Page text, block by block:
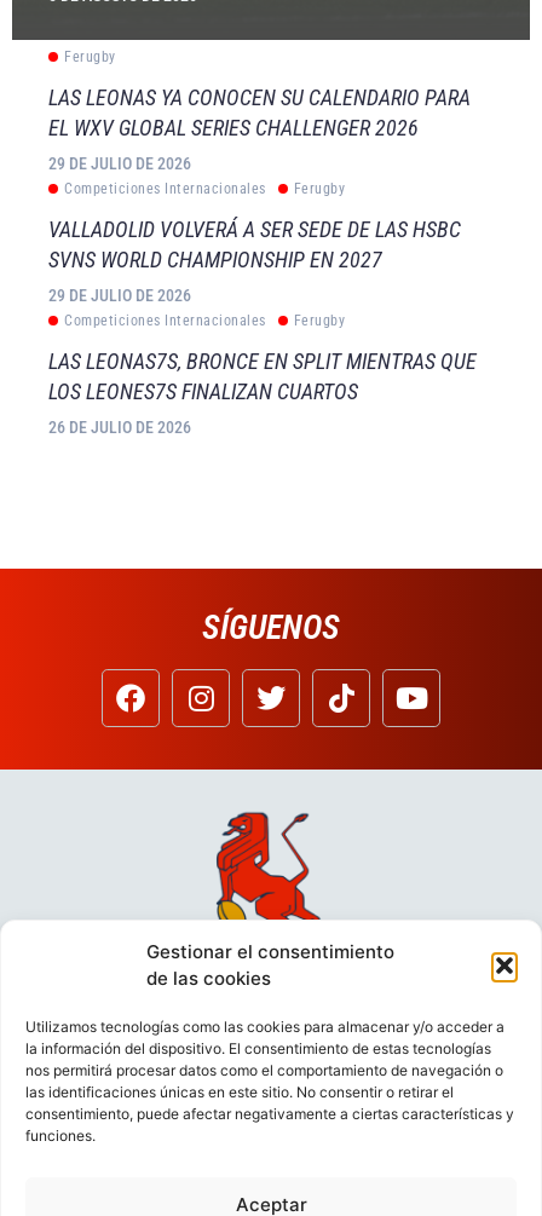
Gestionar el consentimiento
de las cookies
Utilizamos tecnologías como las cookies para almacenar y/o acceder a
la información del dispositivo. El consentimiento de estas tecnologías
nos permitirá procesar datos como el comportamiento de navegación o
las identificaciones únicas en este sitio. No consentir o retirar el
consentimiento, puede afectar negativamente a ciertas características y
funciones.
Aceptar
Ferugby
LAS LEONAS YA CONOCEN SU CALENDARIO PARA
EL WXV GLOBAL SERIES CHALLENGER 2026
29 DE JULIO DE 2026
Competiciones Internacionales Ferugby
VALLADOLID VOLVERÁ A SER SEDE DE LAS HSBC
SVNS WORLD CHAMPIONSHIP EN 2027
29 DE JULIO DE 2026
Competiciones Internacionales Ferugby
LAS LEONAS7S, BRONCE EN SPLIT MIENTRAS QUE
LOS LEONES7S FINALIZAN CUARTOS
26 DE JULIO DE 2026
SÍGUENOS
VIDEOCONFERENCIAS
POLÍTICA DE PRIVACIDAD